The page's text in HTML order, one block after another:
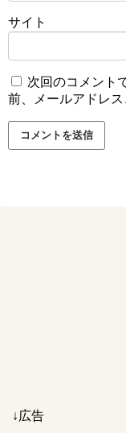
サイト
次回のコメント
前、メールアドレス
↓広告